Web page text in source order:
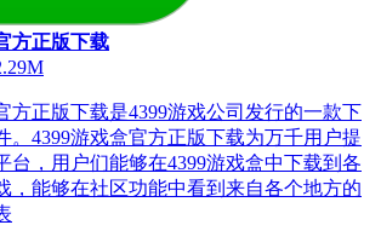
方正版下载
方正版下载是4399游戏公司发行的一款下
。4399游戏盒官方正版下载为万千用户提
台，用户们能够在4399游戏盒中下载到各
，能够在社区功能中看到来自各个地方的